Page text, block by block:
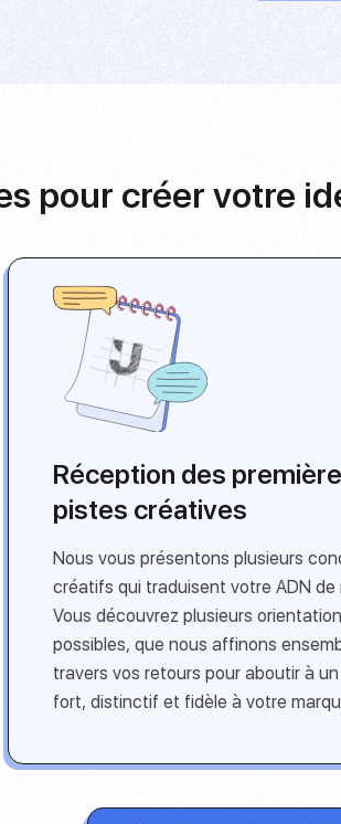
pour créer votre
Réception des
pistes créatives
Nous vous présentons plusieurs
créatifs qui traduisent votre ADN de
Vous découvrez plusieurs
possibles, que nous affinons
travers vos retours pour aboutir à
fort, distinctif et fidèle à votre